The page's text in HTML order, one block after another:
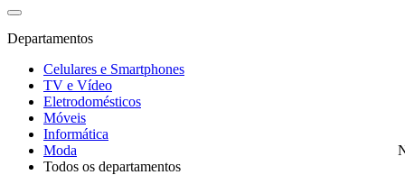
Departamentos
Celulares e Smartphones
TV e Vídeo
Eletrodomésticos
Móveis
Informática
Moda
Todos os departamentos